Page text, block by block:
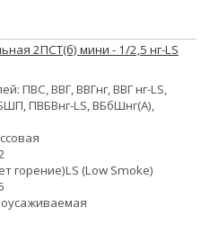
2ПСТ(б) мини - 1/2,5 нг-LS
ПВС, ВВГ, ВВГнг, ВВГ нг-LS,
ПВБВнг-LS, ВБбШнг(А),
горение)LS (Low Smoke)